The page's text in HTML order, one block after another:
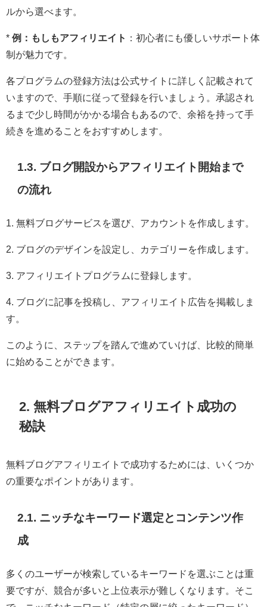
ルから選べます。
* 例：もしもアフィリエイト
：初心者にも優しいサポート体
制が魅力です。
各プログラムの登録方法は公式サイトに詳しく記載されて
いますので、手順に従って登録を行いましょう。承認され
るまで少し時間がかかる場合もあるので、余裕を持って手
続きを進めることをおすすめします。
1.3. ブログ開設からアフィリエイト開始まで
の流れ
1. 無料ブログサービスを選び、アカウントを作成します。
2. ブログのデザインを設定し、カテゴリーを作成します。
3. アフィリエイトプログラムに登録します。
4. ブログに記事を投稿し、アフィリエイト広告を掲載しま
す。
このように、ステップを踏んで進めていけば、比較的簡単
に始めることができます。
2. 無料ブログアフィリエイト成功の
秘訣
無料ブログアフィリエイトで成功するためには、いくつか
の重要なポイントがあります。
2.1. ニッチなキーワード選定とコンテンツ作
成
多くのユーザーが検索しているキーワードを選ぶことは重
要ですが、競合が多いと上位表示が難しくなります。そこ